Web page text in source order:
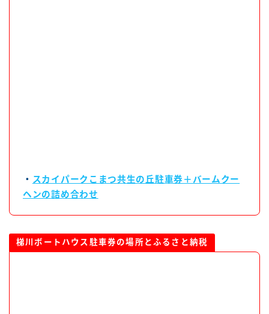
・ スカイパークこまつ共生の丘駐車券＋バームクー
ヘンの詰め合わせ
梯川ボートハウス駐車券の場所とふるさと納税